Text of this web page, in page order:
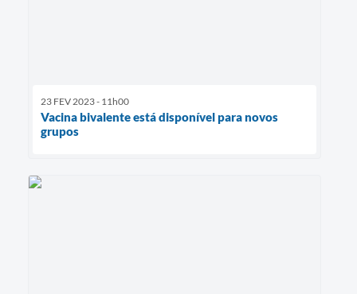
23 FEV 2023 - 11h00
Vacina bivalente está disponível para novos
grupos